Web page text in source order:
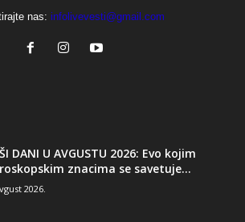
nas: infolivevesti@gmail.com
DANI U AVGUSTU 2026: Evo kojim
znacima se savetuje...
2026.